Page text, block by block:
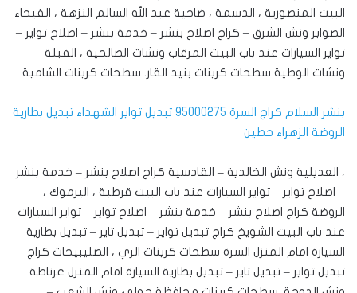
البيت المنصورية ، الدسمة ، ضاحية عبد الله السالم النزهة ، الفيحاء
‎الصوابر ونش الشرق – كراج اصلاح بنشر – خدمة بنشر – اصلاح تواير –
تواير السيارات عند باب البيت المرقاب ونشات الصالحية ، القبلة
ونشات الوطية سطحات كرينات بنيد القار. ‎سطحات كرينات الشامية
بنشر السلام كراج السرة 95000275 تبديل تواير الشهداء تبديل بطارية
الروضة الزهراء حطين
، العديلية ونش الخالدية – القادسية كراج اصلاح بنشر – خدمة بنشر
– اصلاح تواير – تواير السيارات عند باب البيت قرطبة ، اليرموك ،
الروضة كراج اصلاح بنشر – خدمة بنشر – اصلاح تواير – تواير السيارات
عند باب البيت الشويخ كراج تبديل تواير – تبديل تاير – تبديل بطارية
السيارة امام المنزل السرة سطحات كرينات الري ، الصليبيخات كراج
تبديل تواير – تبديل تاير – تبديل بطارية السيارة امام المنزل غرناطة